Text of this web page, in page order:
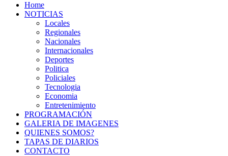
Home
NOTICIAS
Locales
Regionales
Nacionales
Internacionales
Deportes
Politica
Policiales
Tecnologia
Economia
Entretenimiento
PROGRAMACIÓN
GALERIA DE IMAGENES
QUIENES SOMOS?
TAPAS DE DIARIOS
CONTACTO